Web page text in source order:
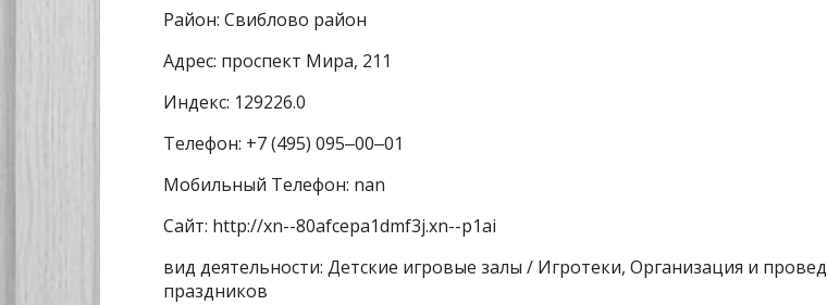
Район: Свиблово район
Адрес: проспект Мира, 211
Индекс: 129226.0
Телефон: +7 (495) 095‒00‒01
Мобильный Телефон: nan
Сайт: http://xn--80afcepa1dmf3j.xn--p1ai
вид деятельности: Детские игровые залы / Игротеки, Организация и
праздников